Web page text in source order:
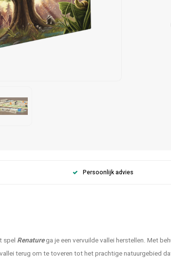
Persoonlijk advies
spel Renaturega je een vervuilde vallei herstellen. Met
terug om te toveren tot het prachtige natuurgebied